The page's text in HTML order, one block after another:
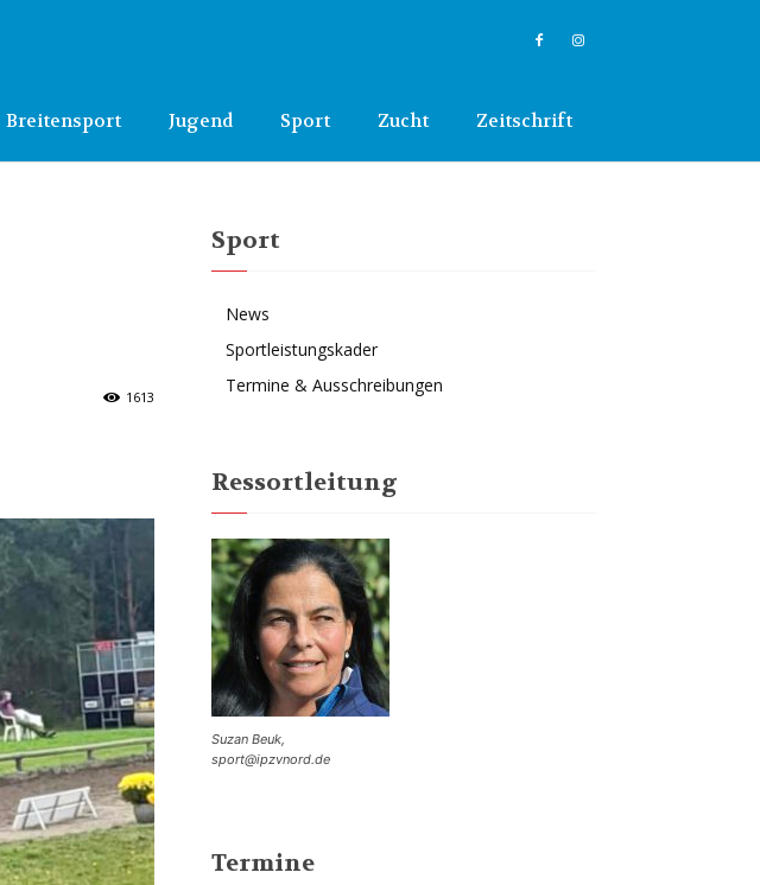
Breitensport Jugend Sport Zucht Zeitschrift
1613
Sport
News
Sportleistungskader
Termine & Ausschreibungen
Ressortleitung
Suzan Beuk,
sport@ipzvnord.de
Termine